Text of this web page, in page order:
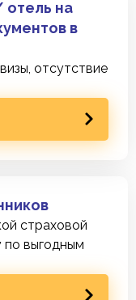
на
в
отсутствие
страховой
по выгодным